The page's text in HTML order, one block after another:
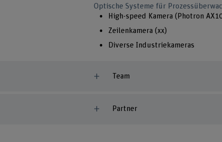
Optische Systeme für
High-speed Kamera (Photron
Zeilenkamera (xx)
Diverse Industriekameras
Team
Partner